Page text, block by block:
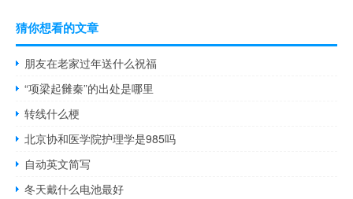
猜你想看的文章
朋友在老家过年送什么祝福
“项梁起雠秦”的出处是哪里
转线什么梗
北京协和医学院护理学是985吗
自动英文简写
冬天戴什么电池最好